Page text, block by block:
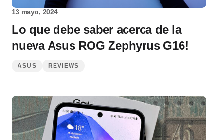
13 mayo, 2024
Lo que debe saber acerca de la
nueva Asus ROG Zephyrus G16!
ASUS REVIEWS